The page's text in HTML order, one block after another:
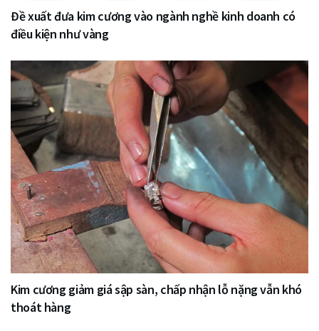
Đề xuất đưa kim cương vào ngành nghề kinh doanh có
điều kiện như vàng
Kim cương giảm giá sập sàn, chấp nhận lỗ nặng vẫn khó
thoát hàng